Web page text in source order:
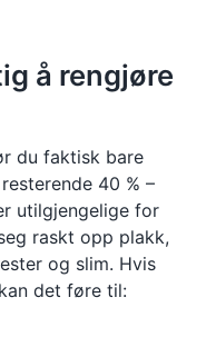
å rengjøre
du faktisk bare
40 % –
utilgjengelige for
raskt opp plakk,
og slim. Hvis
det føre til: